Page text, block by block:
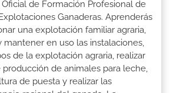
de Formación Profesional de
Ganaderas. Aprenderás
una explotación familiar agraria,
mantener en uso las instalaciones,
de la explotación agraria, realizar
producción de animales para leche,
de puesta y realizar las